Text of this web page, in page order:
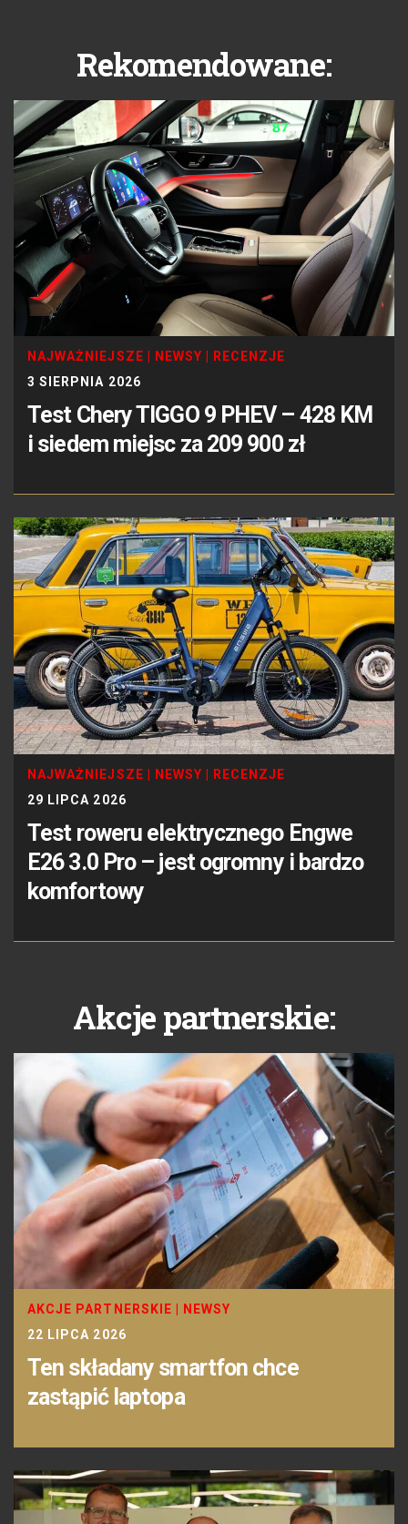
Rekomendowane:
NAJWAŻNIEJSZE NEWSY
RECENZJE
3 SIERPNIA 2026
Test Chery TIGGO 9 PHEV – 428 KM
i siedem miejsc za 209 900 zł
NAJWAŻNIEJSZE | NEWSY | RECENZJE
29 LIPCA 2026
Test roweru elektrycznego Engwe
E26 3.0 Pro – jest ogromny i bardzo
komfortowy
Akcje partnerskie:
AKCJE PARTNERSKIE
NEWSY
22 LIPCA 2026
Ten składany smartfon chce
zastąpić laptopa